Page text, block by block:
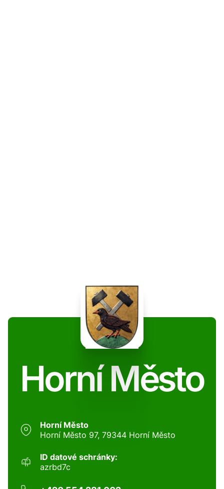
Horní Město
Horní Město
Horní Město 97, 79344 Horní Město
ID datové schránky:
azrbd7c